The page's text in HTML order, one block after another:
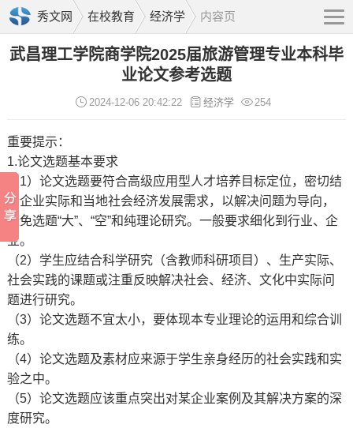
秀文网 在校教育 经济学 内容页
武昌理工学院商学院2025届旅游管理专业本科毕
业论文参考选题
2024-12-06 20:42:22 经济学 254
重要提示：
1.论文选题基本要求
（1）论文选题要符合高级应用型人才培养目标定位，密切结
合企业实际和当地社会经济发展需求，以解决问题为导向，
避免选题“大”、“空”和纯理论研究。一般要求细化到行业、企
业。
（2）学生应结合科学研究（含教师科研项目）、生产实际、
社会实践的课题或注重反映解决社会、经济、文化中实际问
题进行研究。
（3）论文选题不宜太小，要体现本专业理论的运用和综合训
练。
（4）论文选题及素材应来源于学生亲身经历的社会实践和实
验之中。
（5）论文选题应该重点突出对某企业案例及其解决方案的深
度研究。